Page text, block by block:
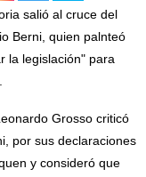
salió al cruce del
Berni, quien palnteó
la legislación" para
Grosso criticó
por sus declaraciones
y consideró que